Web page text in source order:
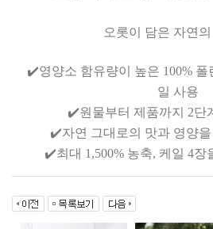
오롯이 담은 자연
✔️영양소 함유량이 높은 100% 폴
일 사용
✔️원물부터 제품까지 2단
✔️자연 그대로의 맛과 영양
✔️최대 1,500% 농축, 케일 4장